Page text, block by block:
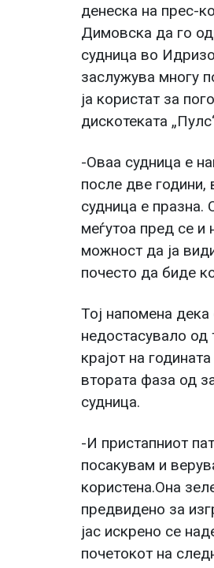
денеска на прес-
Димовска да го
судница во
заслужува многу
ја користат за
дискотеката
-Оваа судница е
после две
судница е празна.
меѓутоа пред се и
можност да ја
почесто да биде
Тој напомена
недостасувало од
крајот на
втората фаза од
судница.
-И пристапниот
посакувам и
користена.Она
предвидено за
јас искрено се
почетокот на